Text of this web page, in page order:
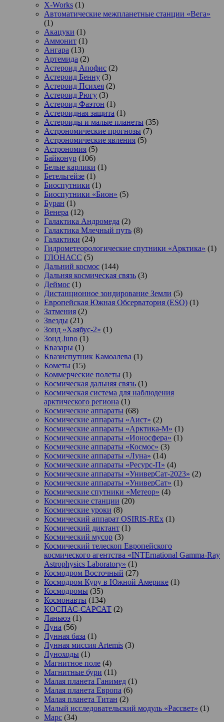
X-Works (1)
Автоматические межпланетные станции «Вега»
(1)
Акацуки (1)
Аммонит (1)
Ангара (13)
Артемида (2)
Астероид Апофис (2)
Астероид Бенну (3)
Астероид Психея (2)
Астероид Рюгу (3)
Астероид Фаэтон (1)
Астероидная защита (1)
Астероиды и малые планеты (35)
Астрономические прогнозы (7)
Астрономические явления (5)
Астрономия (5)
Байконур (106)
Белые карлики (1)
Бетельгейзе (1)
Биоспутники (1)
Биоспутники «Бион» (5)
Буран (1)
Венера (12)
Галактика Андромеда (2)
Галактика Млечный путь (8)
Галактики (24)
Гидрометеорологические спутники «Арктика» (1)
ГЛОНАСС (5)
Дальний космос (144)
Дальняя космическая связь (3)
Деймос (1)
Дистанционное зондирование Земли (5)
Европейская Южная Обсерватория (ESO) (1)
Затмения (2)
Звезды (21)
Зонд «Хаябус-2» (1)
Зонд Juno (1)
Квазары (1)
Квазиспутник Камоалева (1)
Кометы (15)
Коммерческие полеты (1)
Космическая дальняя связь (1)
Космическая система для наблюдения
арктического региона (1)
Космические аппараты (68)
Космические аппараты «Аист» (2)
Космические аппараты «Арктика-М» (1)
Космические аппараты «Ионосфера» (1)
Космические аппараты «Космос» (3)
Космические аппараты «Луна» (14)
Космические аппараты «Ресурс-П» (4)
Космические аппараты «УниверСат-2023» (2)
Космические аппараты «УниверСат» (1)
Космические спутники «Метеор» (4)
Космические станции (20)
Космические уроки (8)
Космический аппарат OSIRIS-REx (1)
Космический диктант (1)
Космический мусор (3)
Космический телескоп Европейского
космического агентства «INTErnational Gamma-Ray
Astrophysics Laboratory» (1)
Космодром Восточный (27)
Космодром Куру в Южной Америке (1)
Космодромы (35)
Космонавты (134)
КОСПАС-САРСАТ (2)
Ланьюэ (1)
Луна (56)
Лунная база (1)
Лунная миссия Artemis (3)
Луноходы (1)
Магнитное поле (4)
Магнитные бури (11)
Малая планета Ганимед (1)
Малая планета Европа (6)
Малая планета Титан (2)
Малый исследовательский модуль «Рассвет» (1)
Марс (34)